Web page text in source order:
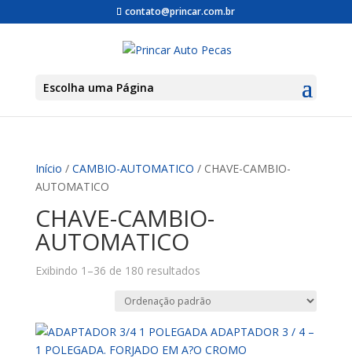
contato@princar.com.br
Escolha uma Página
Início / CAMBIO-AUTOMATICO / CHAVE-CAMBIO-
AUTOMATICO
CHAVE-CAMBIO-
AUTOMATICO
Exibindo 1–36 de 180 resultados